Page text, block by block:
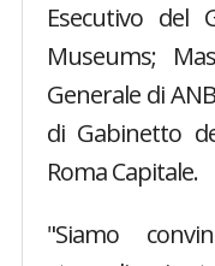
Esecutivo del
Museums;
Generale di
di Gabinetto
Roma Capitale.
"Siamo